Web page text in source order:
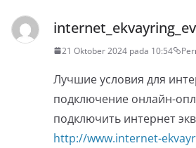
21 Oktober 2024 pada 10:54
Лучшие условия для
подключение онлайн-
подключить интернет
http://www.internet-